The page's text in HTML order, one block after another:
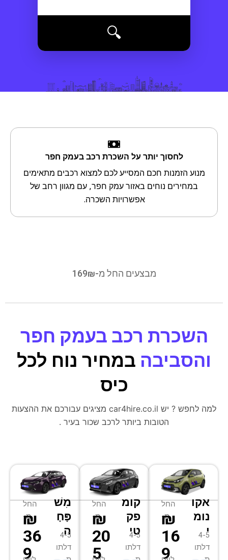
🔍
לחסוך יותר על השכרת רכב בעמק חפר
מנוע הזמנות חכם המסייע לכם למצוא רכבים מתאימים
במחירים נוחים באזור עמק חפר, עם מגוון רחב של
אפשרויות השכרה.
מבצעים החל מ-169₪
השכרת רכב בעמק חפר
והסביבה במחיר נוח לכל
כיס
למה לחפש ? יש car4hire.co.il מציגים עבורכם את ההצעות
הטובות ביותר לרכב שכור בעיר .
אקו
נומ
י
4-5
דלתו
החל
מ-
₪
16
9
קומ
פק
טי
4-5
דלתו
החל
מ-
₪
20
5
מִשׁ
פָּחָ
ה
4-5
דלתו
החל
מ-
₪
36
9